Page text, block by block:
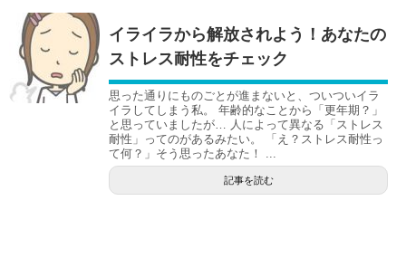
イライラから解放されよう！あなたの
ストレス耐性をチェック
思った通りにものごとが進まないと、ついついイラ
イラしてしまう私。 年齢的なことから「更年期？」
と思っていましたが… 人によって異なる「ストレス
耐性」ってのがあるみたい。 「え？ストレス耐性っ
て何？」そう思ったあなた！ ...
記事を読む